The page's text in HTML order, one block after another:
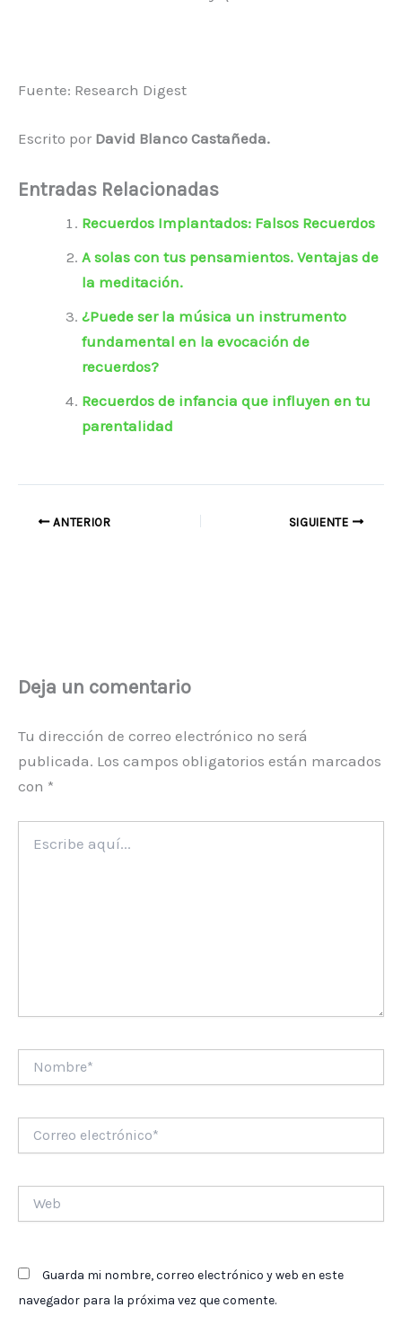
Fuente: Research Digest
Escrito por David Blanco Castañeda.
Entradas Relacionadas
Recuerdos Implantados: Falsos Recuerdos
A solas con tus pensamientos. Ventajas de
la meditación.
¿Puede ser la música un instrumento
fundamental en la evocación de
recuerdos?
Recuerdos de infancia que influyen en tu
parentalidad
ANTERIOR SIGUIENTE
Deja un comentario
Tu dirección de correo electrónico no será
publicada. Los campos obligatorios están marcados
con *
aquí...
electrónico*
Guarda mi nombre, correo electrónico y web en este
navegador para la próxima vez que comente.